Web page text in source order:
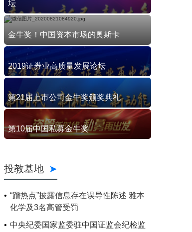
坛
金牛奖！中国资本市场的奥斯卡
2019证券业高质量发展论坛
第21届上市公司金牛奖颁奖典礼
第10届中国私募金牛奖
投教基地
“蹭热点”披露信息存在误导性陈述 雅本
化学及3名高管受罚
中央纪委国家监委驻中国证监会纪检监